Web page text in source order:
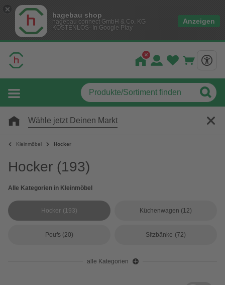
hagebau shop
hagebau connect GmbH & Co. KG
KOSTENLOS- In Google Play
Anzeigen
Wähle jetzt Deinen Markt
Kleinmöbel Hocker
Hocker (193)
Alle Kategorien in Kleinmöbel
Hocker (193) Küchenwagen (12)
Poufs (20) Sitzbänke (72)
alle Kategorien